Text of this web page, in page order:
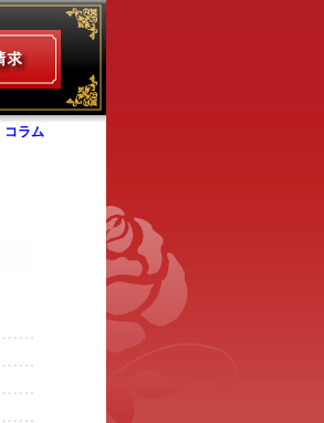
コラム